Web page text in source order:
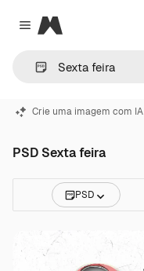
Close menu
Magnific
Crie uma imagem com IA
PSD Sexta feira
PSD